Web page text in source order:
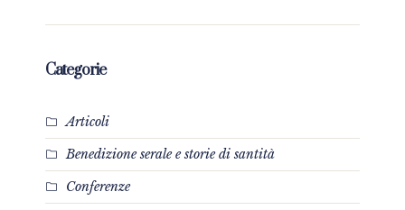
Categorie
Articoli
Benedizione serale e storie di santità
Conferenze